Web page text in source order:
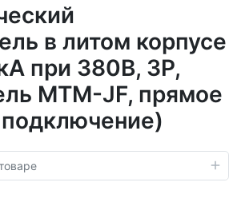
в литом корпусе
при 380В, 3P,
MTM-JF, прямое